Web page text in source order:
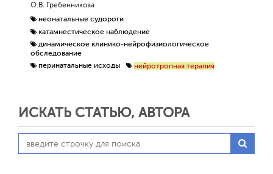
О.В. Гребенникова
неонатальные судороги
катамнестическое наблюдение
динамическое клинико-нейрофизиологическое
обследование
перинатальные исходы
нейротропная терапия
ИСКАТЬ СТАТЬЮ, АВТОРА